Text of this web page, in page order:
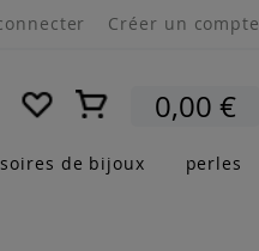
Créer un compte
Mon panier0,00 €
de bijoux perles